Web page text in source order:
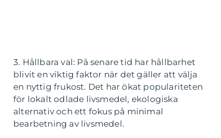
3. Hållbara val: På senare tid har hållbarhet
blivit en viktig faktor när det gäller att välja
en nyttig frukost. Det har ökat populariteten
för lokalt odlade livsmedel, ekologiska
alternativ och ett fokus på minimal
bearbetning av livsmedel.